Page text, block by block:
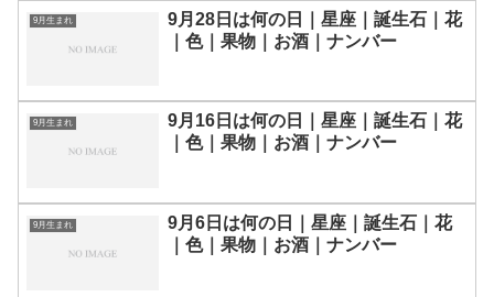
9月生まれ
9月28日は何の日｜星座｜誕生石｜花
｜色｜果物｜お酒｜ナンバー
9月生まれ
9月16日は何の日｜星座｜誕生石｜花
｜色｜果物｜お酒｜ナンバー
9月生まれ
9月6日は何の日｜星座｜誕生石｜花
｜色｜果物｜お酒｜ナンバー